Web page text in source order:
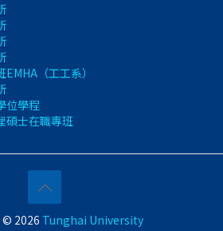
（工工系）
位學程
碩士在職專班
2026 Tunghai University